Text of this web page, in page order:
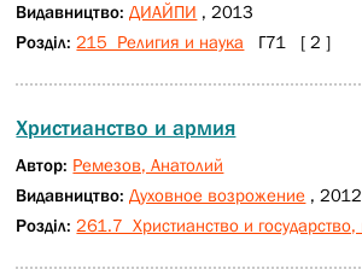
Видавництво:ДИАЙПИ , 2013
Розділ: 215 Религия и наука Г71 [ 2 ]
Христианство и армия
Автор: Ремезов, Анатолий
Видавництво:Духовное возрожение , 2012
Розділ: 261.7 Христианство и государство,